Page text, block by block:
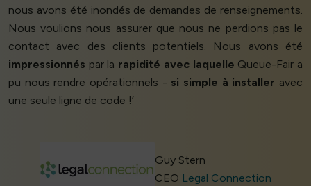
nous avons été inondés de demandes de renseignements.
Nous voulions nous assurer que nous ne perdions pas le
contact avec des clients potentiels. Nous avons été
impressionnés par la rapidité avec laquelle Queue-Fair a
pu nous rendre opérationnels - si simple à installer avec
une seule ligne de code !’
Guy Stern
CEO Legal Connection